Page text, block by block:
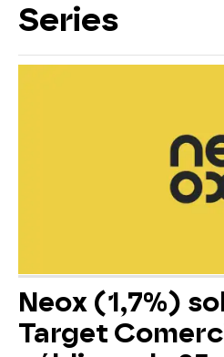
Series
Neox (1,7%)
Target